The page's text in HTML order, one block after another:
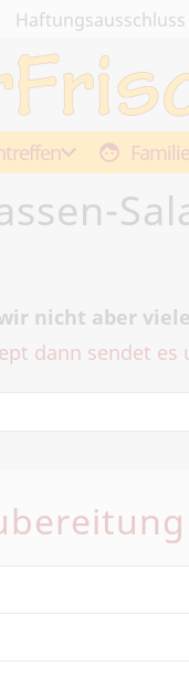
Haftungsausschluss
nicht aber
dann sendet es